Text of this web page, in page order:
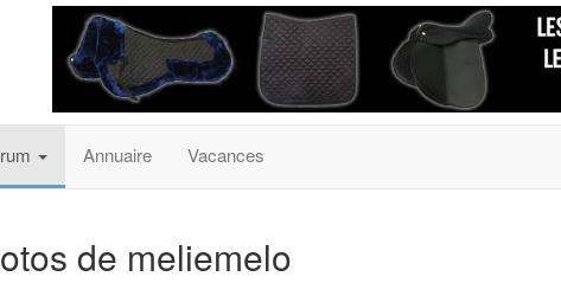
Annuaire Vacances
de meliemelo